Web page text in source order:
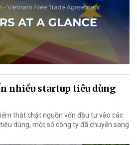
nhiều startup tiêu dùng
thắt chặt nguồn vốn đầu tư vào các
dùng, một số công ty đã chuyển sang